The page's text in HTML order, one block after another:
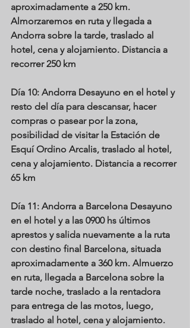
aproximadamente a 250 km.
Almorzaremos en ruta y llegada a
Andorra sobre la tarde, traslado al
hotel, cena y alojamiento. Distancia a
recorrer 250 km
Día 10: Andorra Desayuno en el hotel y
resto del día para descansar, hacer
compras o pasear por la zona,
posibilidad de visitar la Estación de
Esquí Ordino Arcalis, traslado al hotel,
cena y alojamiento. Distancia a recorrer
65 km
Día 11: Andorra a Barcelona Desayuno
en el hotel y a las 0900 hs últimos
aprestos y salida nuevamente a la ruta
con destino final Barcelona, situada
aproximadamente a 360 km. Almuerzo
en ruta, llegada a Barcelona sobre la
tarde noche, traslado a la rentadora
para entrega de las motos, luego,
traslado al hotel, cena y alojamiento.